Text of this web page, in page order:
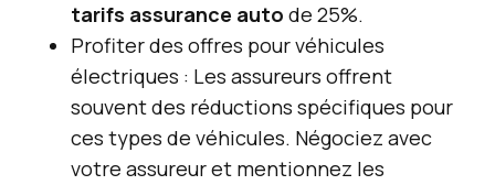
tarifs assurance auto de 25%.
Profiter des offres pour véhicules
électriques : Les assureurs offrent
souvent des réductions spécifiques pour
ces types de véhicules. Négociez avec
votre assureur et mentionnez les